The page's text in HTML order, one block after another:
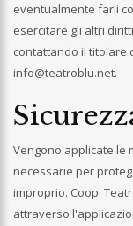
eventualmente farli
esercitare gli altri
contattando il titolare
info@teatroblu.net.
Vengono applicate le
necessarie per
improprio. Coop.
attraverso